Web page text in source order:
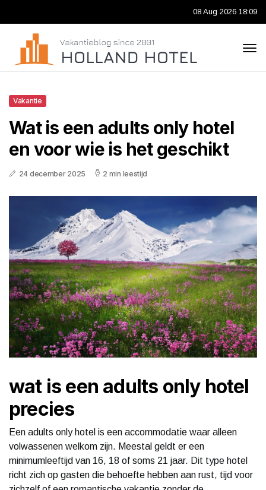
08 Aug 2026 18:09
Vakantie
Wat is een adults only hotel
en voor wie is het geschikt
24 december 2025 2 min leestijd
wat is een adults only hotel
precies
Een adults only hotel is een accommodatie waar alleen
volwassenen welkom zijn. Meestal geldt er een
minimumleeftijd van 16, 18 of soms 21 jaar. Dit type hotel
richt zich op gasten die behoefte hebben aan rust, tijd voor